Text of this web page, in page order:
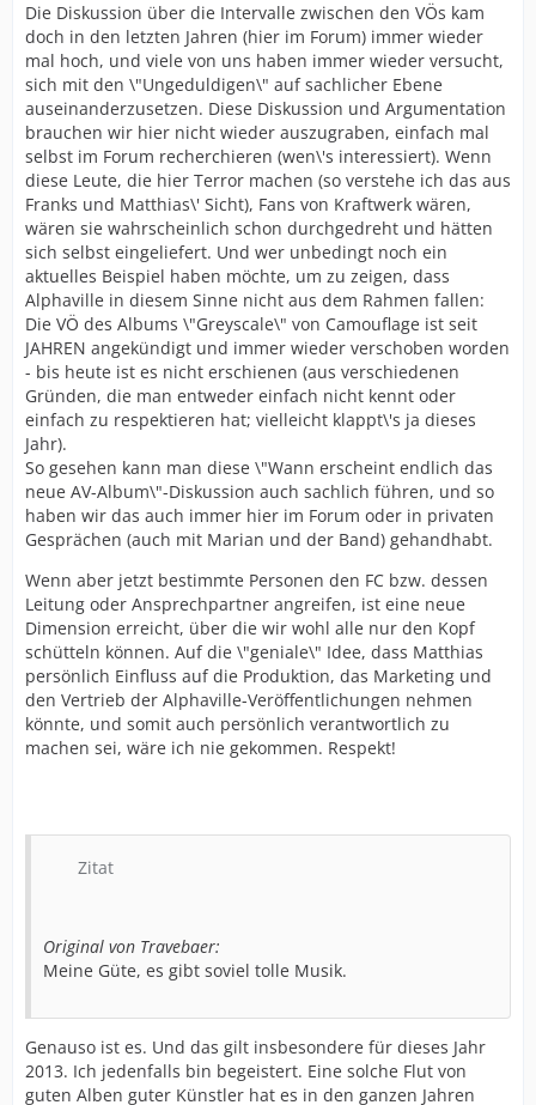
Die Diskussion über die Intervalle zwischen den VÖs kam
doch in den letzten Jahren (hier im Forum) immer wieder
mal hoch, und viele von uns haben immer wieder versucht,
sich mit den \"Ungeduldigen\" auf sachlicher Ebene
auseinanderzusetzen. Diese Diskussion und Argumentation
brauchen wir hier nicht wieder auszugraben, einfach mal
selbst im Forum recherchieren (wen\'s interessiert). Wenn
diese Leute, die hier Terror machen (so verstehe ich das aus
Franks und Matthias\' Sicht), Fans von Kraftwerk wären,
wären sie wahrscheinlich schon durchgedreht und hätten
sich selbst eingeliefert. Und wer unbedingt noch ein
aktuelles Beispiel haben möchte, um zu zeigen, dass
Alphaville in diesem Sinne nicht aus dem Rahmen fallen:
Die VÖ des Albums \"Greyscale\" von Camouflage ist seit
JAHREN angekündigt und immer wieder verschoben worden
- bis heute ist es nicht erschienen (aus verschiedenen
Gründen, die man entweder einfach nicht kennt oder
einfach zu respektieren hat; vielleicht klappt\'s ja dieses
Jahr).
So gesehen kann man diese \"Wann erscheint endlich das
neue AV-Album\"-Diskussion auch sachlich führen, und so
haben wir das auch immer hier im Forum oder in privaten
Gesprächen (auch mit Marian und der Band) gehandhabt.
Wenn aber jetzt bestimmte Personen den FC bzw. dessen
Leitung oder Ansprechpartner angreifen, ist eine neue
Dimension erreicht, über die wir wohl alle nur den Kopf
schütteln können. Auf die \"geniale\" Idee, dass Matthias
persönlich Einfluss auf die Produktion, das Marketing und
den Vertrieb der Alphaville-Veröffentlichungen nehmen
könnte, und somit auch persönlich verantwortlich zu
machen sei, wäre ich nie gekommen. Respekt!
Zitat
Original von Travebaer:
Meine Güte, es gibt soviel tolle Musik.
Genauso ist es. Und das gilt insbesondere für dieses Jahr
2013. Ich jedenfalls bin begeistert. Eine solche Flut von
guten Alben guter Künstler hat es in den ganzen Jahren